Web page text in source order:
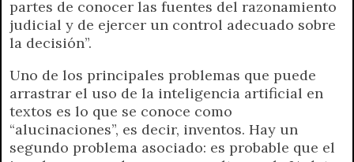
partes de conocer las fuentes del razonamiento
judicial y de ejercer un control adecuado sobre
la decisión”.
Uno de los principales problemas que puede
arrastrar el uso de la inteligencia artificial en
textos es lo que se conoce como
“alucinaciones”, es decir, inventos. Hay un
segundo problema asociado: es probable que el